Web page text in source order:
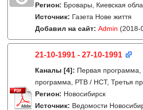
Регион: Бровары, Киевская
Источник: Газета Нове життя
Добавил на сайт: Admin (2018-
21-10-1991 - 27-10-1991
Каналы [4]: Первая программа,
программа, РТВ / НСТ, Третья
Регион: Новосибирск
Источник: Ведомости